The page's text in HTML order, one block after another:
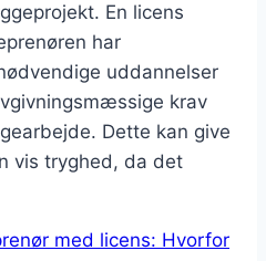
En licens
har
uddannelser
krav
Dette kan give
vis tryghed, da det
med licens: Hvorfor